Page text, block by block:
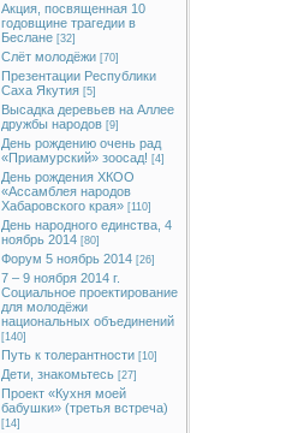
Акция, посвященная 10
годовщине трагедии в
Беслане [32]
Слёт молодёжи [70]
Презентации Республики
Саха Якутия [5]
Высадка деревьев на Аллее
дружбы народов [9]
День рождению очень рад
«Приамурский» зоосад! [4]
День рождения ХКОО
«Ассамблея народов
Хабаровского края» [110]
День народного единства, 4
ноябрь 2014 [80]
Форум 5 ноябрь 2014 [26]
7 – 9 ноября 2014 г.
Социальное проектирование
для молодёжи
национальных объединений
[140]
Путь к толерантности [10]
Дети, знакомьтесь [27]
Проект «Кухня моей
бабушки» (третья встреча)
[14]